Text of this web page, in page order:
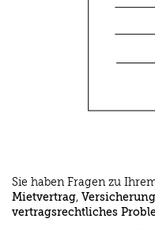
Sie haben Fragen zu
Mietvertrag,
vertragsrechtliches